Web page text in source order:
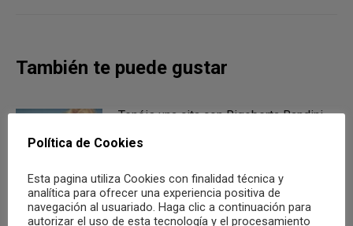
También te puede gustar
Tenéis una cita con Rigoberta Bandini
en Elche el próximo 12 de agosto
Murcia ON continúa este viernes 15 de
Política de Cookies
Esta pagina utiliza Cookies con finalidad técnica y
analítica para ofrecer una experiencia positiva de
navegación al usuariado. Haga clic a continuación para
autorizar el uso de esta tecnología y el procesamiento